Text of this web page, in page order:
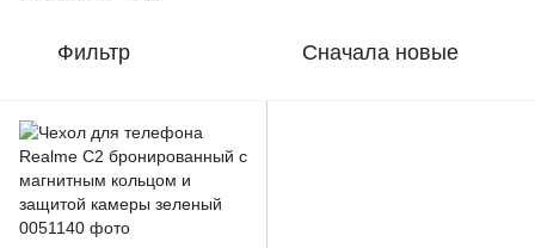
Фильтр Сначала новые